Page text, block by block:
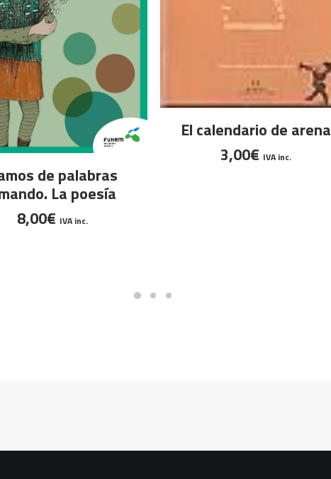
AÑADIR AL CARRITO
de palabras
La poesía
8,00€ IVA inc.
LEER MÁS
El calendario de arena
3,00€ IVA inc.